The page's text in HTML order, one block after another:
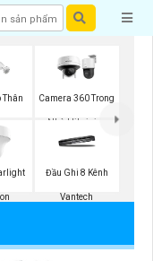
Thân Camera 360 Trong
Nhà Hikvision
Đầu Ghi 8 Kênh
Vantech